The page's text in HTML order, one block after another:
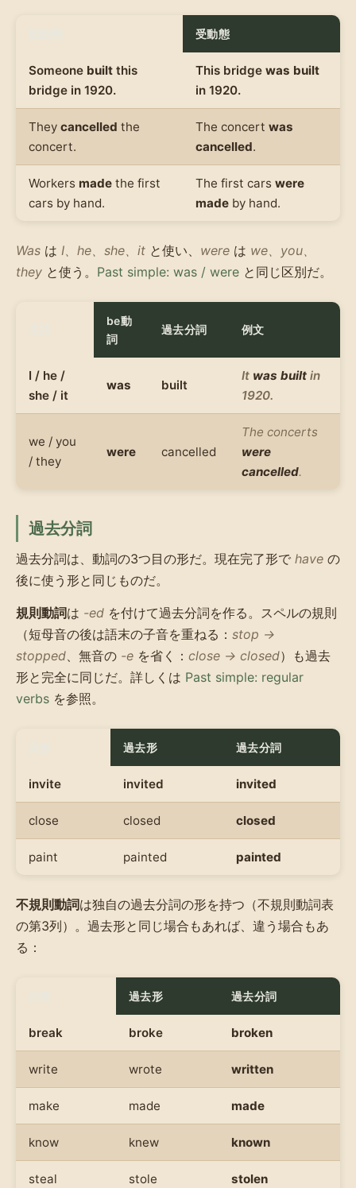
受動態
Someone built this
bridge in 1920.
This bridge was built
in 1920.
They cancelled the
concert.
The concert was
cancelled.
Workers made the first
cars by hand.
The first cars were
made by hand.
Was は I、he、she、it と使い、 were は we、you、
they と使う。 Past simple: was / were と同じ区別だ。
be動
詞
過去分詞 例文
I / he /
she / it
was built
It was built in
1920.
we / you
/ they
were cancelled
The concerts
were
cancelled.
過去分詞
過去分詞は、動詞の3つ目の形だ。現在完了形で have の
後に使う形と同じものだ。
規則動詞は -ed を付けて過去分詞を作る。スペルの規則
（短母音の後は語末の子音を重ねる： stop →
stopped、無音の -e を省く： close → closed）も過去
形と完全に同じだ。詳しくは Past simple: regular
verbs を参照。
過去形 過去分詞
invite invited invited
close closed closed
paint painted painted
不規則動詞は独自の過去分詞の形を持つ（不規則動詞表
の第3列）。過去形と同じ場合もあれば、違う場合もあ
る：
過去形 過去分詞
break broke broken
write wrote written
make made made
know knew known
steal stole stolen